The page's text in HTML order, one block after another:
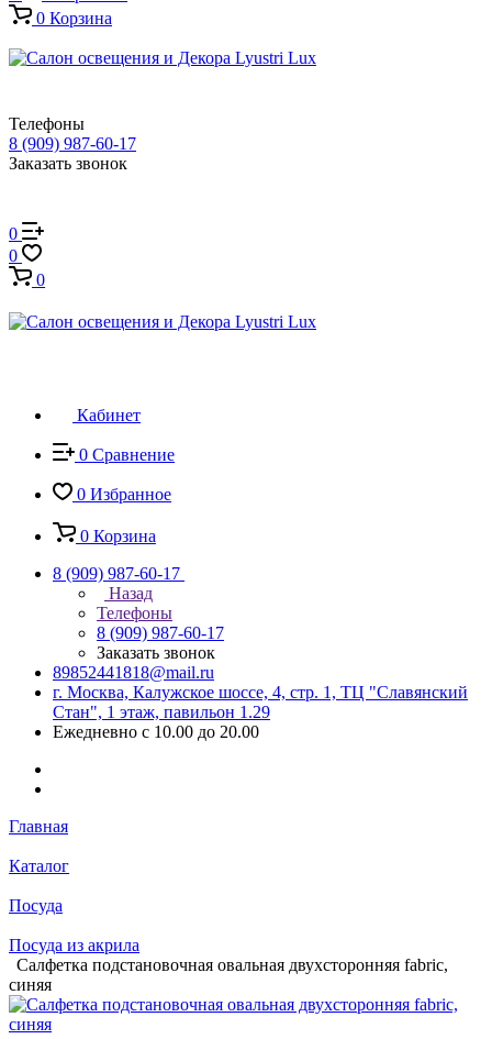
0 Корзина
Телефоны
8 (909) 987-60-17
Заказать звонок
0
0
0
Кабинет
0 Сравнение
0 Избранное
0 Корзина
8 (909) 987-60-17
Назад
Телефоны
8 (909) 987-60-17
Заказать звонок
89852441818@mail.ru
г. Москва, Калужское шоссе, 4, стр. 1, ТЦ "Славянский
Стан", 1 этаж, павильон 1.29
Ежедневно с 10.00 до 20.00
Главная
Каталог
Посуда
Посуда из акрила
Салфетка подстановочная овальная двухсторонняя fabric,
синяя